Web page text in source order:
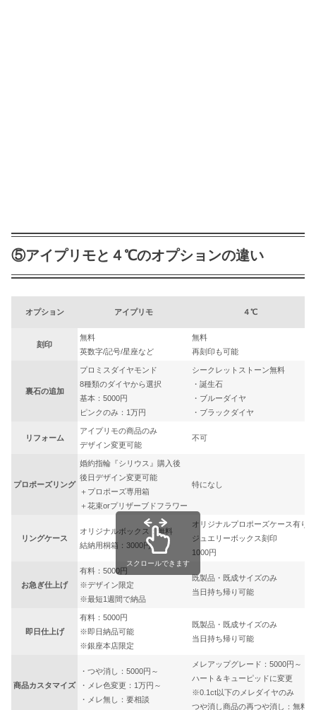
⑤アイプリモと４℃のオプションの違い
オプション アイプリモ ４℃
刻印
無料
英数字/記号/星座など
無料
再刻印も可能
裏石の追加
プロミスダイヤモンド
8種類のダイヤから選択
基本：5000円
ピンクのみ：1万円
シークレットストーン無料
・誕生石
・ブルーダイヤ
・ブラックダイヤ
リフォーム
アイプリモの商品のみ
デザイン変更可能
不可
プロポーズリング
婚約指輪『シリウス』購入後
後日デザイン変更可能
＋プロポーズ専用箱
＋花束orプリザーブドフラワー
特になし
リングケース
オリジナルボックス：無料
結納用桐箱：3000円
オリジナルプロポーズケース有り
ジュエリーボックス刻印
1000円
お急ぎ仕上げ
有料：5000円
※デザイン限定
※最短1週間で納品
既製品・既成サイズのみ
当日持ち帰り可能
即日仕上げ
有料：5000円
※即日納品可能
※銀座本店限定
既製品・既成サイズのみ
当日持ち帰り可能
商品カスタマイズ
・つや消し：5000円～
・メレ色変更：1万円～
・メレ無し：要相談
メレアップグレード：5000円～
ハート＆キューピッドに変更
※0.1ct以下のメレダイヤのみ
つや消し商品の再つや消し：無料
スクロールできます